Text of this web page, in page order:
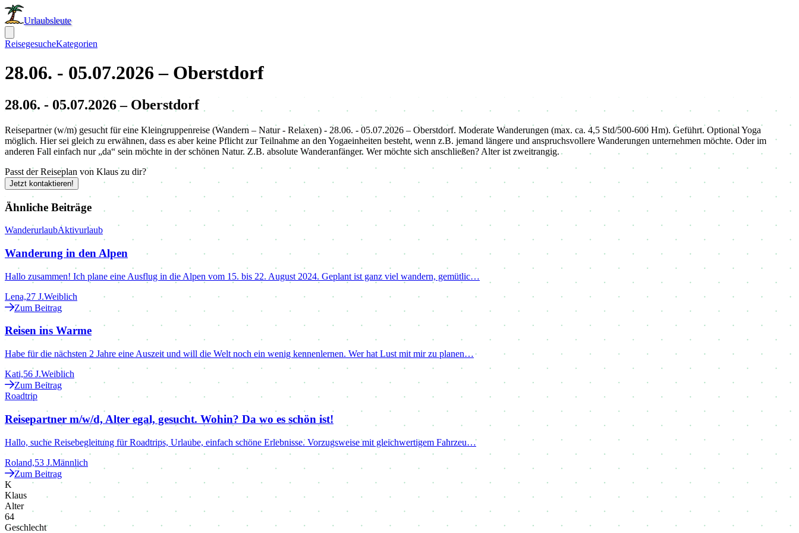
Urlaubsleute
ReisegesucheKategorien
28.06. - 05.07.2026 – Oberstdorf
28.06. - 05.07.2026 – Oberstdorf
Reisepartner (w/m) gesucht für eine Kleingruppenreise (Wandern – Natur - Relaxen) - 28.06. - 05.07.2026 – Oberstdorf. Moderate Wanderungen (max. ca. 4,5 Std/500-600 Hm). Geführt. Optional Yoga
möglich. Hier sei gleich zu erwähnen, dass es aber keine Pflicht zur Teilnahme an den Yogaeinheiten besteht, wenn z.B. jemand längere und anspruchsvollere Wanderungen unternehmen möchte. Oder im
anderen Fall einfach nur „da“ sein möchte in der schönen Natur. Z.B. absolute Wanderanfänger. Wer möchte sich anschließen? Alter ist zweitrangig.
Passt der Reiseplan von Klaus zu dir?
Jetzt kontaktieren!
Ähnliche Beiträge
WanderurlaubAktivurlaub
Wanderung in den Alpen
Hallo zusammen! Ich plane eine Ausflug in die Alpen vom 15. bis 22. August 2024. Geplant ist ganz viel wandern, gemütlic…
Lena,27 J.Weiblich
Zum Beitrag
Reisen ins Warme
Habe für die nächsten 2 Jahre eine Auszeit und will die Welt noch ein wenig kennenlernen. Wer hat Lust mit mir zu planen…
Kati,56 J.Weiblich
Zum Beitrag
Roadtrip
Reisepartner m/w/d, Alter egal, gesucht. Wohin? Da wo es schön ist!
Hallo, suche Reisebegleitung für Roadtrips, Urlaube, einfach schöne Erlebnisse. Vorzugsweise mit gleichwertigem Fahrzeu…
Roland,53 J.Männlich
Zum Beitrag
K
Klaus
Alter
64
Geschlecht